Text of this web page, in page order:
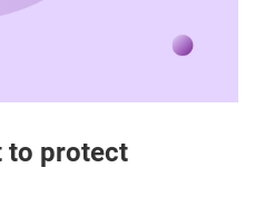
to protect